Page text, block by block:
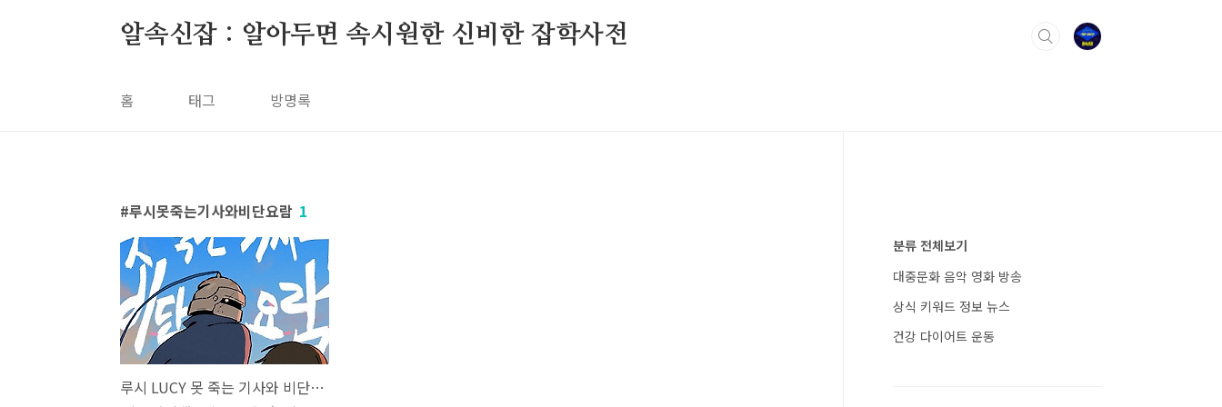
알속신잡 : 알아두면 속시원한 신비한 잡학사전
홈 태그 방명록
루시못죽는기사와비단요람 1
루시 LUCY 못 죽는 기사와 비단 요람 가사 노래 뮤비 곡정보
분류 전체보기
대중문화 음악 영화 방송
상식 키워드 정보 뉴스
건강 다이어트 운동